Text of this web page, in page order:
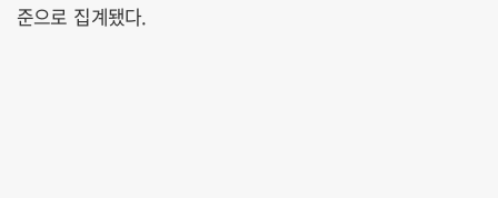
준으로 집계됐다.